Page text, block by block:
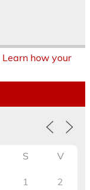
Learn how your
S V
1 2